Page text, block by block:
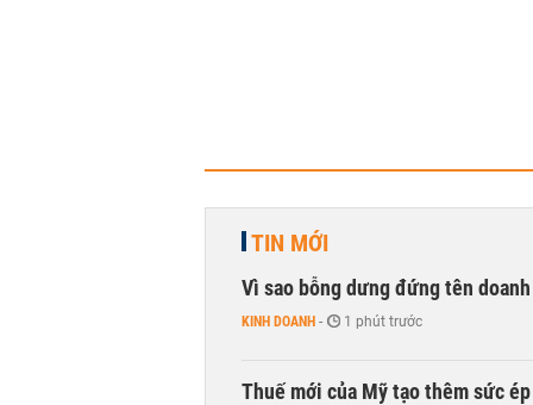
TIN MỚI
Vì sao bỗng dưng đứng tên
KINH DOANH - 1 phút trước
Thuế mới của Mỹ tạo thêm sức